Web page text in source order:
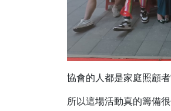
協會的人都是家庭照顧
所以這場活動真的籌備